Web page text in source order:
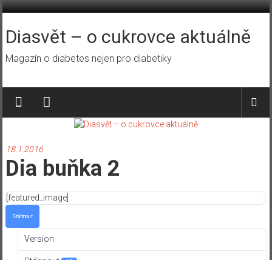
Přeskočit
obsah
Diasvět – o cukrovce aktuálně
Magazín o diabetes nejen pro diabetiky
18.1.2016
Dia buňka 2
[featured_image]
Stáhnout
Version